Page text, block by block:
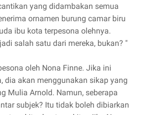
yang didambakan semua
ornamen burung camar biru
ibu kota terpesona olehnya.
salah satu dari mereka, bukan? "
oleh Nona Finne. Jika ini
dia akan menggunakan sikap yang
Mulia Arnold. Namun, seberapa
subjek? Itu tidak boleh dibiarkan